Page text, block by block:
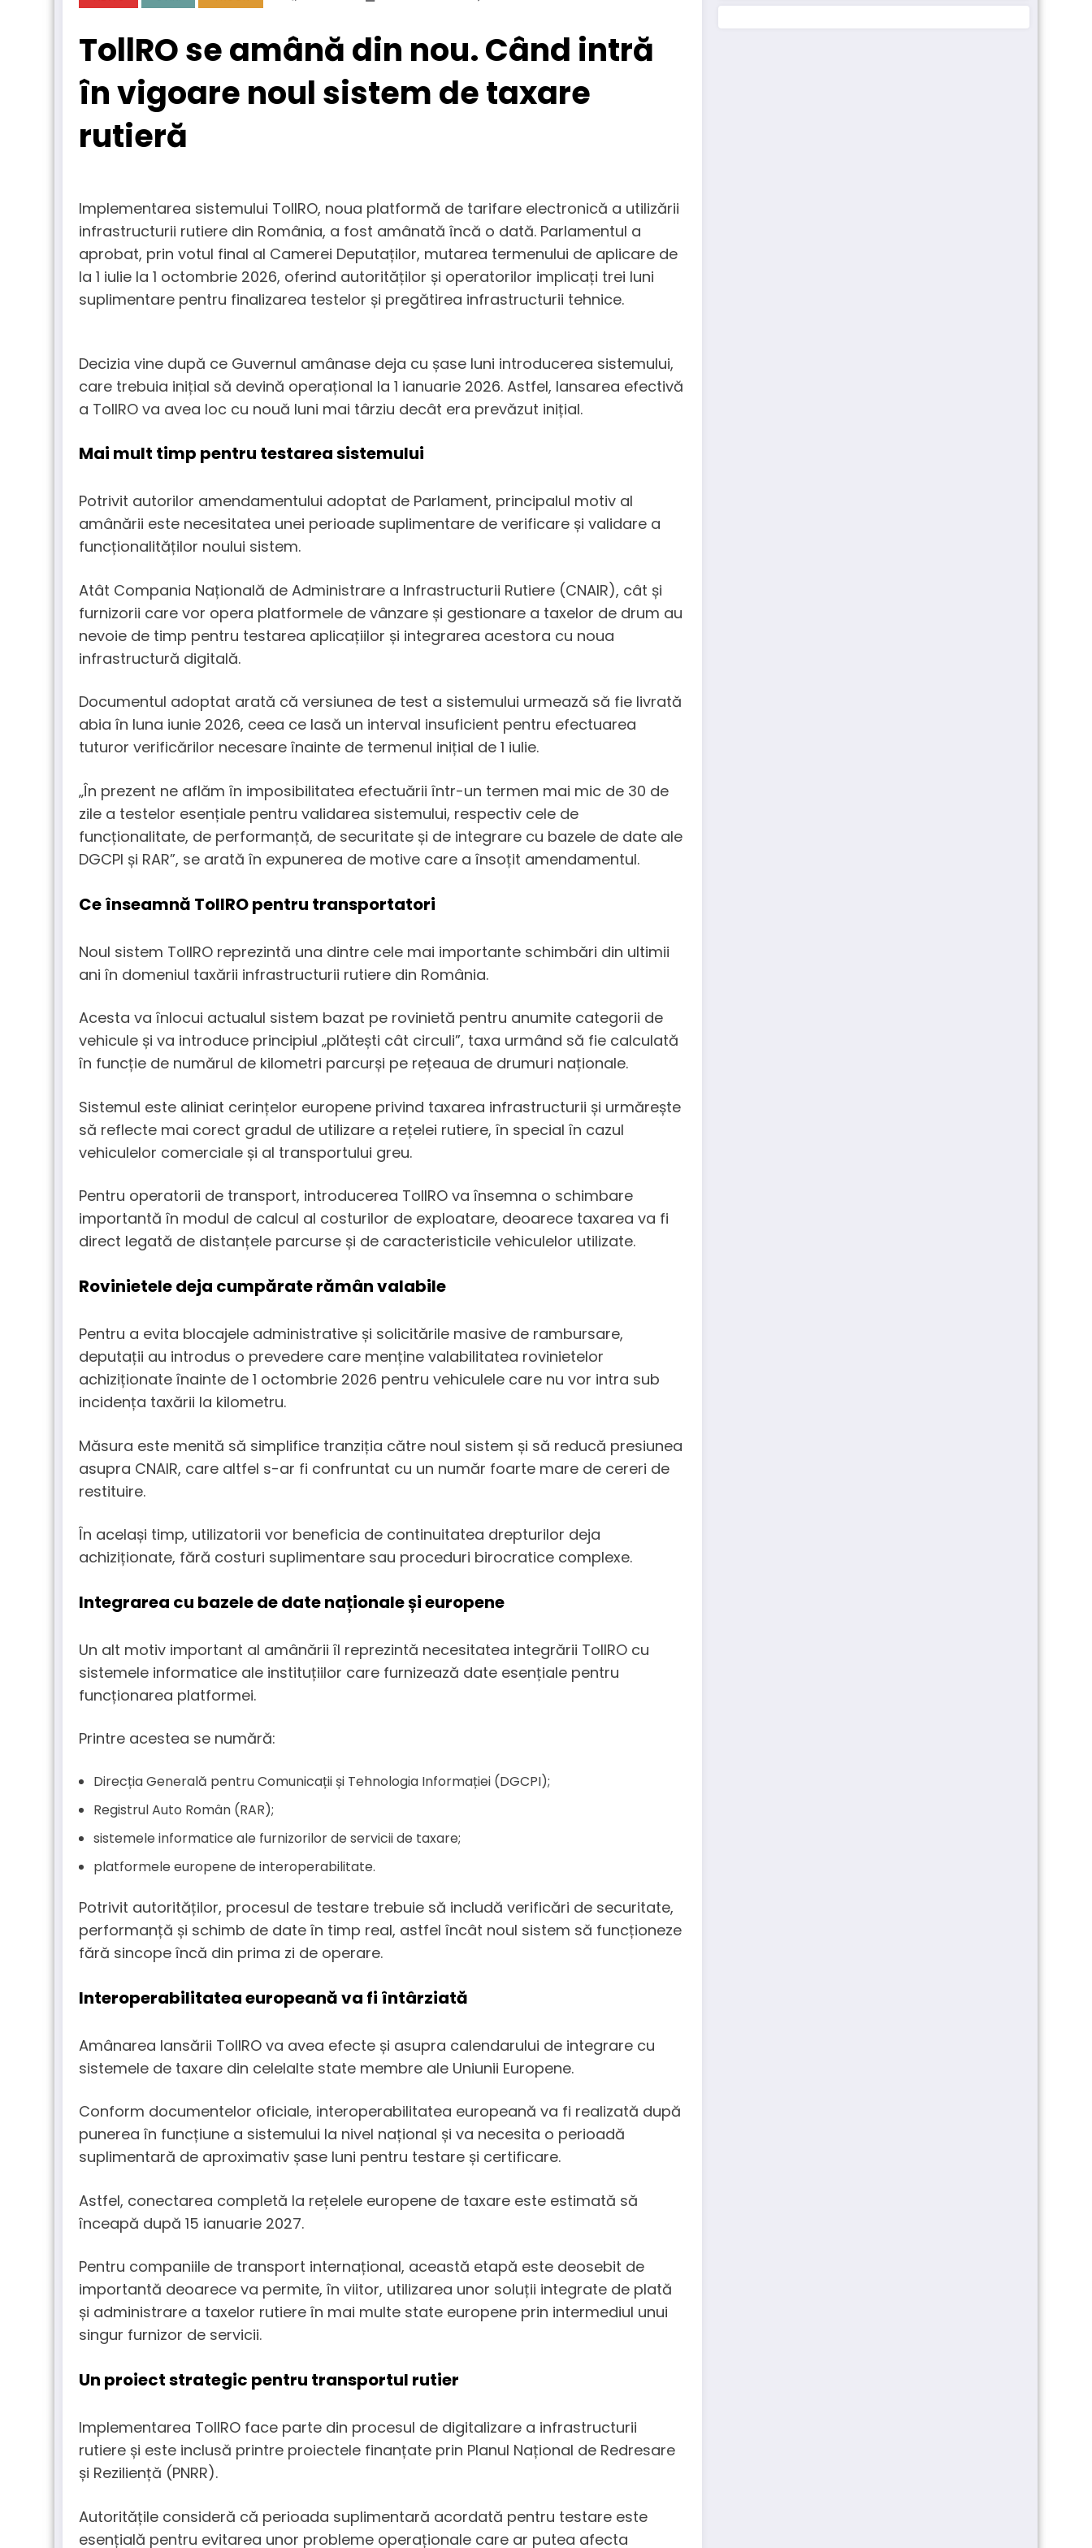
TollRO se amână din nou. Când intră
în vigoare noul sistem de taxare
rutieră
Implementarea sistemului TollRO, noua platformă de tarifare electronică a utilizării
infrastructurii rutiere din România, a fost amânată încă o dată. Parlamentul a
aprobat, prin votul final al Camerei Deputaților, mutarea termenului de aplicare de
la 1 iulie la 1 octombrie 2026, oferind autorităților și operatorilor implicați trei luni
suplimentare pentru finalizarea testelor și pregătirea infrastructurii tehnice.
Decizia vine după ce Guvernul amânase deja cu șase luni introducerea sistemului,
care trebuia inițial să devină operațional la 1 ianuarie 2026. Astfel, lansarea efectivă
a TollRO va avea loc cu nouă luni mai târziu decât era prevăzut inițial.
Mai mult timp pentru testarea sistemului
Potrivit autorilor amendamentului adoptat de Parlament, principalul motiv al
amânării este necesitatea unei perioade suplimentare de verificare și validare a
funcționalităților noului sistem.
Atât Compania Națională de Administrare a Infrastructurii Rutiere (CNAIR), cât și
furnizorii care vor opera platformele de vânzare și gestionare a taxelor de drum au
nevoie de timp pentru testarea aplicațiilor și integrarea acestora cu noua
infrastructură digitală.
Documentul adoptat arată că versiunea de test a sistemului urmează să fie livrată
abia în luna iunie 2026, ceea ce lasă un interval insuficient pentru efectuarea
tuturor verificărilor necesare înainte de termenul inițial de 1 iulie.
„În prezent ne aflăm în imposibilitatea efectuării într-un termen mai mic de 30 de
zile a testelor esențiale pentru validarea sistemului, respectiv cele de
funcționalitate, de performanță, de securitate și de integrare cu bazele de date ale
DGCPI și RAR”, se arată în expunerea de motive care a însoțit amendamentul.
Ce înseamnă TollRO pentru transportatori
Noul sistem TollRO reprezintă una dintre cele mai importante schimbări din ultimii
ani în domeniul taxării infrastructurii rutiere din România.
Acesta va înlocui actualul sistem bazat pe rovinietă pentru anumite categorii de
vehicule și va introduce principiul „plătești cât circuli”, taxa urmând să fie calculată
în funcție de numărul de kilometri parcurși pe rețeaua de drumuri naționale.
Sistemul este aliniat cerințelor europene privind taxarea infrastructurii și urmărește
să reflecte mai corect gradul de utilizare a rețelei rutiere, în special în cazul
vehiculelor comerciale și al transportului greu.
Pentru operatorii de transport, introducerea TollRO va însemna o schimbare
importantă în modul de calcul al costurilor de exploatare, deoarece taxarea va fi
direct legată de distanțele parcurse și de caracteristicile vehiculelor utilizate.
Rovinietele deja cumpărate rămân valabile
Pentru a evita blocajele administrative și solicitările masive de rambursare,
deputații au introdus o prevedere care menține valabilitatea rovinietelor
achiziționate înainte de 1 octombrie 2026 pentru vehiculele care nu vor intra sub
incidența taxării la kilometru.
Măsura este menită să simplifice tranziția către noul sistem și să reducă presiunea
asupra CNAIR, care altfel s-ar fi confruntat cu un număr foarte mare de cereri de
restituire.
În același timp, utilizatorii vor beneficia de continuitatea drepturilor deja
achiziționate, fără costuri suplimentare sau proceduri birocratice complexe.
Integrarea cu bazele de date naționale și europene
Un alt motiv important al amânării îl reprezintă necesitatea integrării TollRO cu
sistemele informatice ale instituțiilor care furnizează date esențiale pentru
funcționarea platformei.
Printre acestea se numără:
Direcția Generală pentru Comunicații și Tehnologia Informației (DGCPI);
Registrul Auto Român (RAR);
sistemele informatice ale furnizorilor de servicii de taxare;
platformele europene de interoperabilitate.
Potrivit autorităților, procesul de testare trebuie să includă verificări de securitate,
performanță și schimb de date în timp real, astfel încât noul sistem să funcționeze
fără sincope încă din prima zi de operare.
Interoperabilitatea europeană va fi întârziată
Amânarea lansării TollRO va avea efecte și asupra calendarului de integrare cu
sistemele de taxare din celelalte state membre ale Uniunii Europene.
Conform documentelor oficiale, interoperabilitatea europeană va fi realizată după
punerea în funcțiune a sistemului la nivel național și va necesita o perioadă
suplimentară de aproximativ șase luni pentru testare și certificare.
Astfel, conectarea completă la rețelele europene de taxare este estimată să
înceapă după 15 ianuarie 2027.
Pentru companiile de transport internațional, această etapă este deosebit de
importantă deoarece va permite, în viitor, utilizarea unor soluții integrate de plată
și administrare a taxelor rutiere în mai multe state europene prin intermediul unui
singur furnizor de servicii.
Un proiect strategic pentru transportul rutier
Implementarea TollRO face parte din procesul de digitalizare a infrastructurii
rutiere și este inclusă printre proiectele finanțate prin Planul Național de Redresare
și Reziliență (PNRR).
Autoritățile consideră că perioada suplimentară acordată pentru testare este
esențială pentru evitarea unor probleme operaționale care ar putea afecta